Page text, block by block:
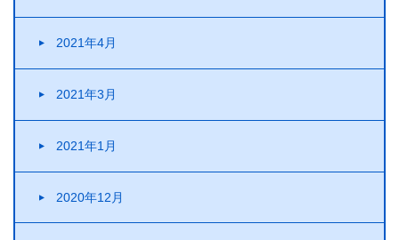
2021年4月
2021年3月
2021年1月
2020年12月